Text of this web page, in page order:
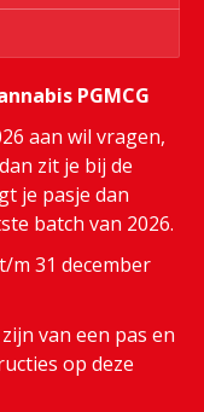
PGMCG
aan wil vragen,
zit je bij de
je pasje dan
batch van 2026.
m 31 december
van een pas en
op deze